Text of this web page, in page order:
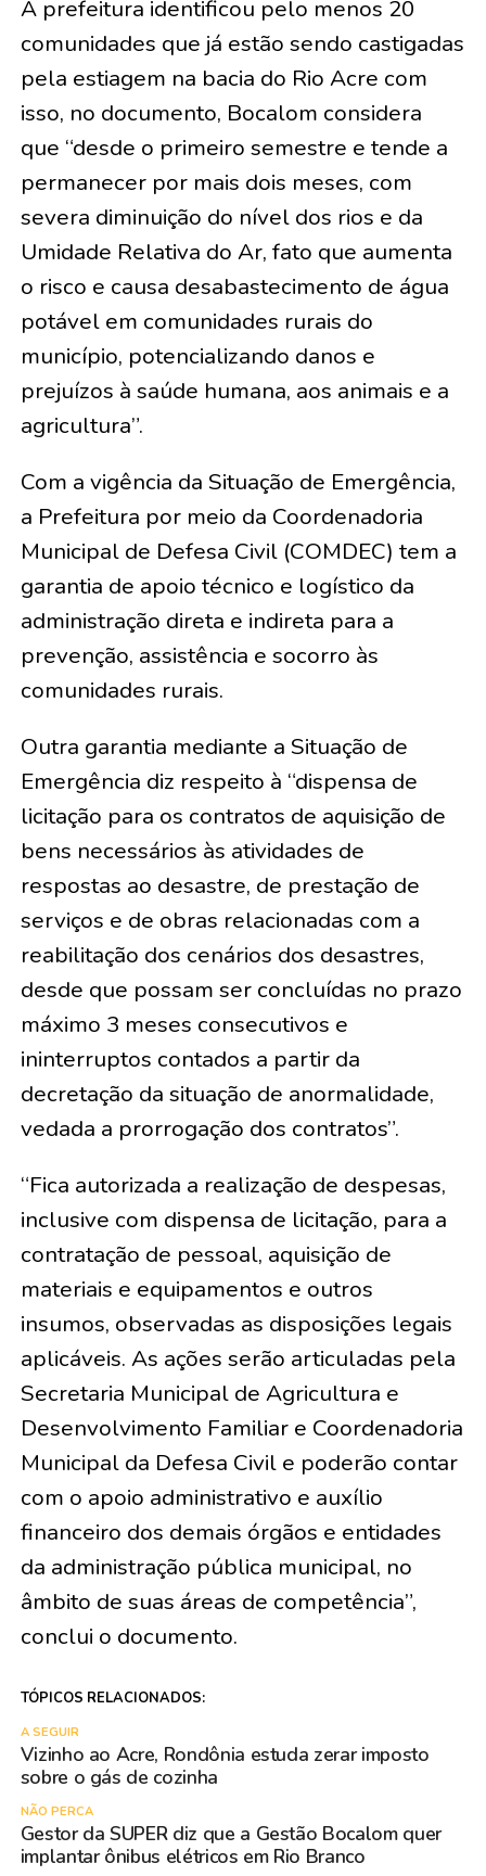
A prefeitura identificou pelo menos 20
comunidades que já estão sendo castigadas
pela estiagem na bacia do Rio Acre com
isso, no documento, Bocalom considera
que “desde o primeiro semestre e tende a
permanecer por mais dois meses, com
severa diminuição do nível dos rios e da
Umidade Relativa do Ar, fato que aumenta
o risco e causa desabastecimento de água
potável em comunidades rurais do
município, potencializando danos e
prejuízos à saúde humana, aos animais e a
agricultura”.
Com a vigência da Situação de Emergência,
a Prefeitura por meio da Coordenadoria
Municipal de Defesa Civil (COMDEC) tem a
garantia de apoio técnico e logístico da
administração direta e indireta para a
prevenção, assistência e socorro às
comunidades rurais.
Outra garantia mediante a Situação de
Emergência diz respeito à “dispensa de
licitação para os contratos de aquisição de
bens necessários às atividades de
respostas ao desastre, de prestação de
serviços e de obras relacionadas com a
reabilitação dos cenários dos desastres,
desde que possam ser concluídas no prazo
máximo 3 meses consecutivos e
ininterruptos contados a partir da
decretação da situação de anormalidade,
vedada a prorrogação dos contratos”.
“Fica autorizada a realização de despesas,
inclusive com dispensa de licitação, para a
contratação de pessoal, aquisição de
materiais e equipamentos e outros
insumos, observadas as disposições legais
aplicáveis. As ações serão articuladas pela
Secretaria Municipal de Agricultura e
Desenvolvimento Familiar e Coordenadoria
Municipal da Defesa Civil e poderão contar
com o apoio administrativo e auxílio
financeiro dos demais órgãos e entidades
da administração pública municipal, no
âmbito de suas áreas de competência”,
conclui o documento.
TÓPICOS RELACIONADOS:
A SEGUIR
Vizinho ao Acre, Rondônia estuda zerar imposto
sobre o gás de cozinha
NÃO PERCA
Gestor da SUPER diz que a Gestão Bocalom quer
implantar ônibus elétricos em Rio Branco